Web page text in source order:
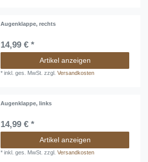
Augenklappe, rechts
14,99 € *
Artikel anzeigen
*inkl. ges. MwSt. zzgl.Versandkosten
Augenklappe, links
14,99 € *
Artikel anzeigen
*inkl. ges. MwSt. zzgl.Versandkosten